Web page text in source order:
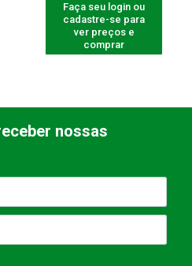
Faça seu login ou
cadastre-se para
ver preços e
comprar
nossas